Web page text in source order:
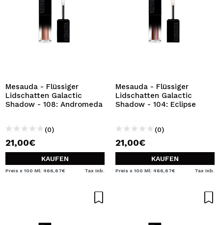
Mesauda - Flüssiger
Lidschatten Galactic
Shadow - 108: Andromeda
(0)
21,00€
KAUFEN
Preis x 100 Ml: 466,67€ Tax Inb.
Mesauda - Flüssiger
Lidschatten Galactic
Shadow - 104: Eclipse
(0)
21,00€
KAUFEN
Preis x 100 Ml: 466,67€ Tax Inb.